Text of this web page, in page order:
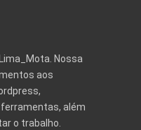
Nossa
aos
além
o trabalho.